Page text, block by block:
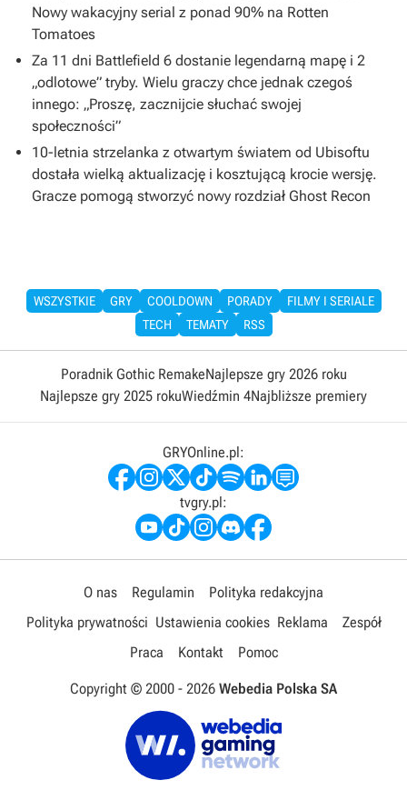
Nowy wakacyjny serial z ponad 90% na Rotten
Tomatoes
Za 11 dni Battlefield 6 dostanie legendarną mapę i 2
„odlotowe” tryby. Wielu graczy chce jednak czegoś
innego: „Proszę, zacznijcie słuchać swojej
społeczności”
10-letnia strzelanka z otwartym światem od Ubisoftu
dostała wielką aktualizację i kosztującą krocie wersję.
Gracze pomogą stworzyć nowy rozdział Ghost Recon
WSZYSTKIE GRY COOLDOWN PORADY
FILMY I SERIALE
TECH
TEMATY RSS
Poradnik Gothic RemakeNajlepsze gry 2026 roku
Najlepsze gry 2025 rokuWiedźmin 4Najbliższe premiery
GRYOnline.pl:
tvgry.pl:
O nas Regulamin
Polityka redakcyjna
Polityka prywatności Ustawienia cookies Reklama
Zespół
Praca
Kontakt Pomoc
Copyright © 2000 - 2026 Webedia Polska SA